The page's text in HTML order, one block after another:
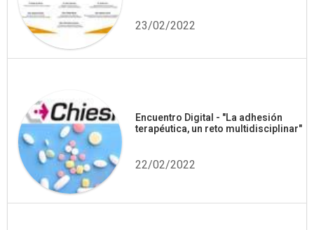
23/02/2022
Encuentro Digital - "La adhesión
terapéutica, un reto multidisciplinar"
22/02/2022